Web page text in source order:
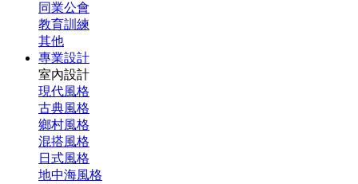
同業公會
教育訓練
其他
專業設計
室內設計
現代風格
古典風格
鄉村風格
混搭風格
日式風格
地中海風格